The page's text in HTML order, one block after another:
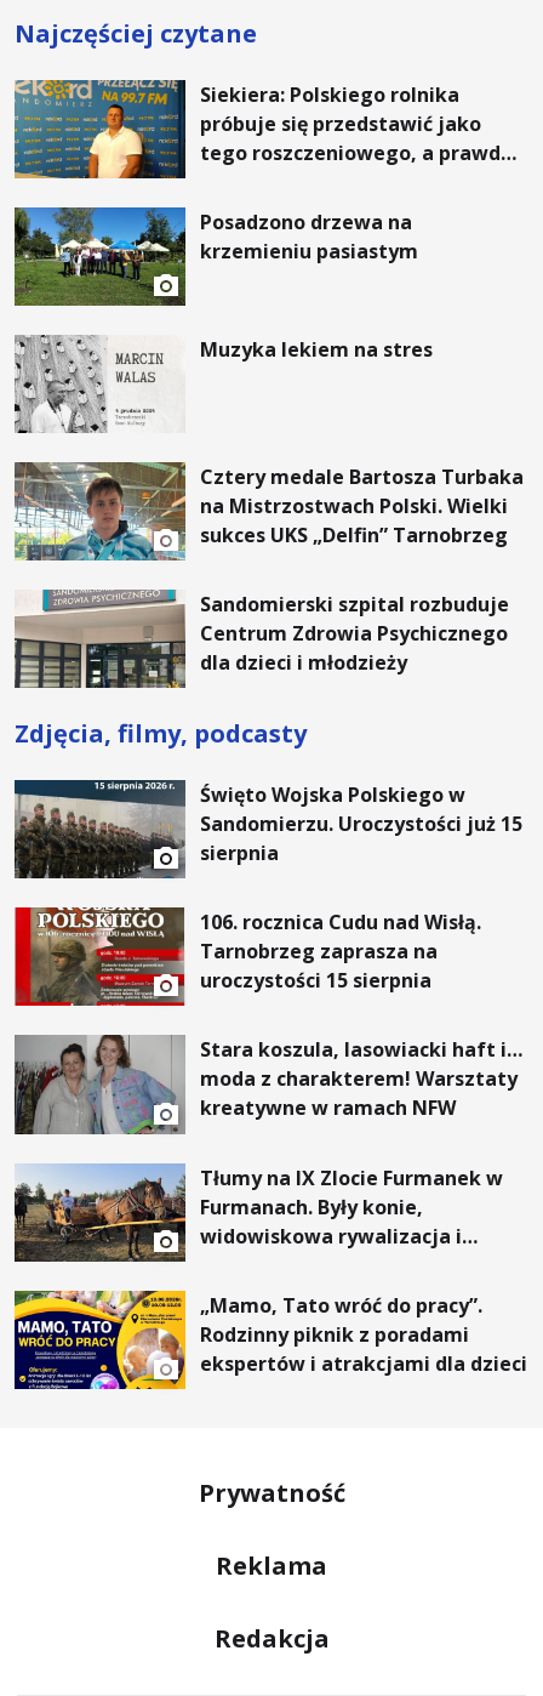
Najczęściej czytane
Siekiera: Polskiego rolnika
próbuje się przedstawić jako
tego roszczeniowego, a prawda
Posadzono drzewa na
krzemieniu pasiastym
Muzyka lekiem na stres
Cztery medale Bartosza Turbaka
na Mistrzostwach Polski. Wielki
sukces UKS „Delfin” Tarnobrzeg
Sandomierski szpital rozbuduje
Centrum Zdrowia Psychicznego
dla dzieci i młodzieży
Zdjęcia, filmy, podcasty
Święto Wojska Polskiego w
Sandomierzu. Uroczystości już 15
sierpnia
106. rocznica Cudu nad Wisłą.
Tarnobrzeg zaprasza na
uroczystości 15 sierpnia
Stara koszula, lasowiacki haft i…
moda z charakterem! Warsztaty
kreatywne w ramach NFW
Tłumy na IX Zlocie Furmanek w
Furmanach. Były konie,
widowiskowa rywalizacja i
„Mamo, Tato wróć do pracy”.
Rodzinny piknik z poradami
ekspertów i atrakcjami dla dzieci
Prywatność
Reklama
Redakcja